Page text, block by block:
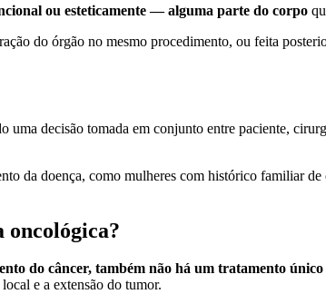
ou esteticamente — alguma parte do corpo
do órgão no mesmo procedimento, ou feita
decisão tomada em conjunto entre paciente,
da doença, como mulheres com histórico familiar
do câncer, também não há um tratamento
e a extensão do tumor.